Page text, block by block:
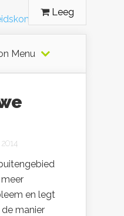
Leeg
Menu
en legt
manier